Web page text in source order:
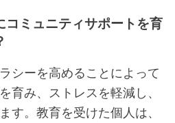
コミュニティサポートを育
シーを高めることによって
育み、ストレスを軽減し、
す。教育を受けた個人は、